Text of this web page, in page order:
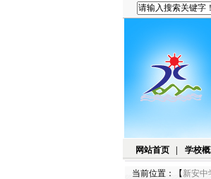
网站首页 学校
当前位置：【 新安中